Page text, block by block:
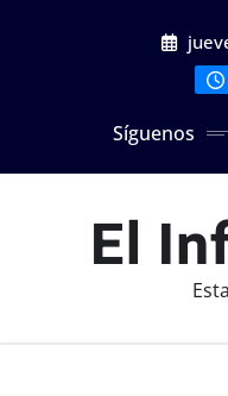
Síguenos
El